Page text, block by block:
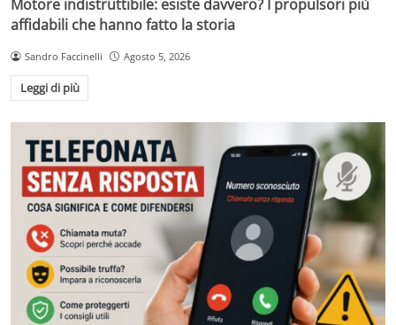
Motore indistruttibile: esiste davvero? I propulsori più
affidabili che hanno fatto la storia
Sandro Faccinelli Agosto 5, 2026
Leggi di più